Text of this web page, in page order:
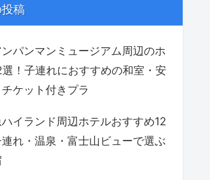
稿
パンマンミュージアム周辺のホ
選！子連れにおすすめの和室・安
ケット付きプラ
イランド周辺ホテルおすすめ12
れ・温泉・富士山ビューで選ぶ